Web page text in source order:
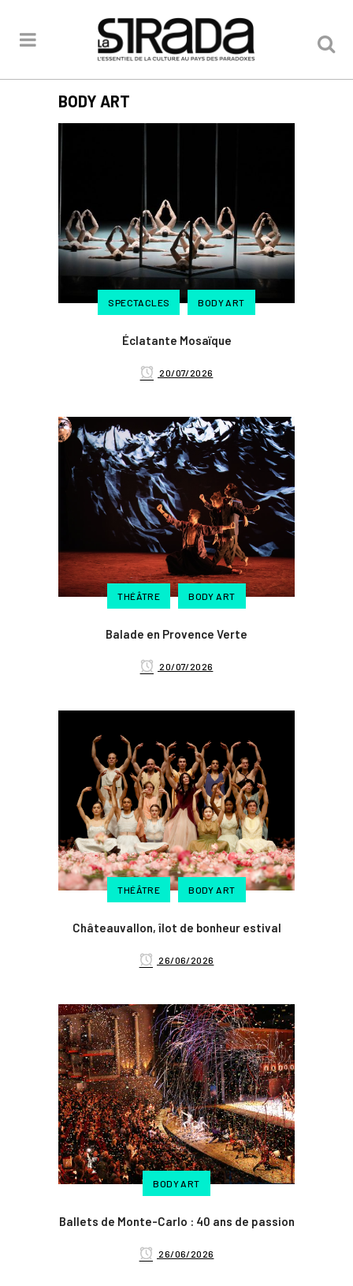
BODY ART
SPECTACLES BODY ART
Éclatante Mosaïque
20/07/2026
THÉÂTRE BODY ART
Balade en Provence Verte
20/07/2026
THÉÂTRE BODY ART
Châteauvallon, îlot de bonheur estival
26/06/2026
BODY ART
Ballets de Monte-Carlo : 40 ans de passion
26/06/2026